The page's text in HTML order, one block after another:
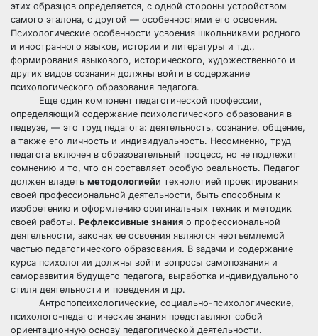
этих образцов определяется, с одной стороны устройством
самого эталона, с другой — особенностями его освоения.
Психологические особенности усвоения школьниками родного
и иностранного языков, истории и литературы и т.д.,
формирования языкового, исторического, художественного и
других видов сознания должны войти в содержание
психологического образования педагога.
Еще один компонент педагогической профессии,
определяющий содержание психологического образования в
педвузе, — это труд педагога: деятельность, сознание, общение,
а также его личность и индивидуальность. Несомненно, труд
педагога включен в образовательный процесс, но не подлежит
сомнению и то, что он составляет особую реальность. Педагог
должен владеть методологиейи технологией проектирования
своей профессиональной деятельности, быть способным к
изобретению и оформлению оригинальных техник и методик
своей работы. Рефлексивные знания о профессиональной
деятельности, законах ее освоения являются неотъемлемой
частью педагогического образования. В задачи и содержание
курса психологии должны войти вопросы самопознания и
саморазвития будущего педагога, выработка индивидуального
стиля деятельности и поведения и др.
Антропопсихологические, социально-психологические,
психолого-педагогические знания представляют собой
ориентационную основу педагогической деятельности.